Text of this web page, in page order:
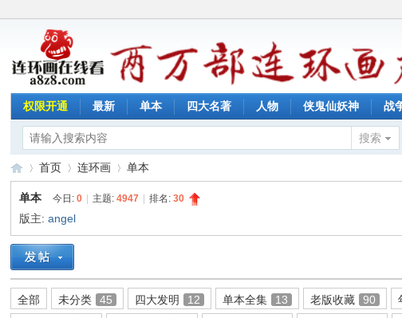
权限开通 最新 单本 四大名著 人物 侠鬼仙妖神 战
搜索
连»
首页
›
连环画
›
单本
单本 今日:0 主题:4947 排名:30
版主:angel
全部 未分类 45 四大发明 12 单本全集 13 老版收藏 90